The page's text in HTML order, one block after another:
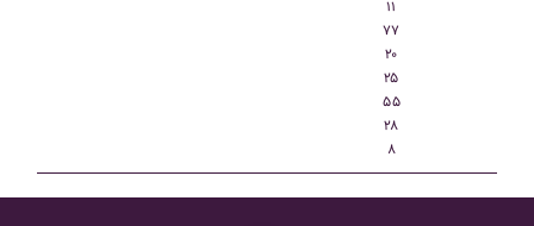
۱۱
۷۷
۲۰
۲۵
۵۵
۲۸
۸